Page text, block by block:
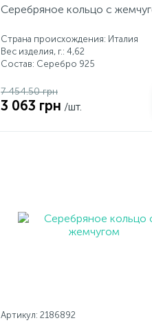
Серебряное кольцо с
Страна происхождения: Италия
Вес изделия, г.: 4,62
Состав: Серебро 925
7 454.50 грн
3 063 грн /шт.
Артикул: 2186892